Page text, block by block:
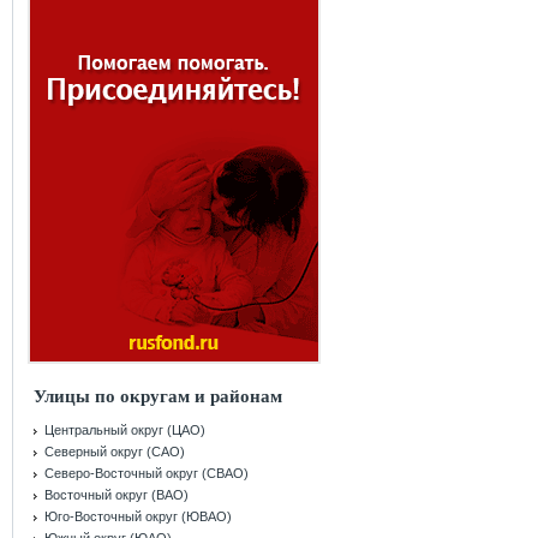
Улицы по округам и районам
Центральный округ (ЦАО)
Северный округ (САО)
Северо-Восточный округ (СВАО)
Восточный округ (ВАО)
Юго-Восточный округ (ЮВАО)